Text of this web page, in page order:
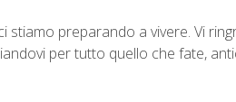
stiamo preparando a vivere. Vi
per tutto quello che fate,